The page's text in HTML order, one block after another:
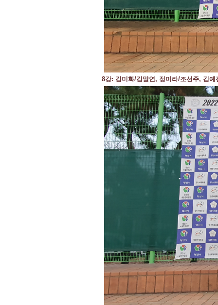
8강: 김미화/김말연, 정미라/조선주, 김